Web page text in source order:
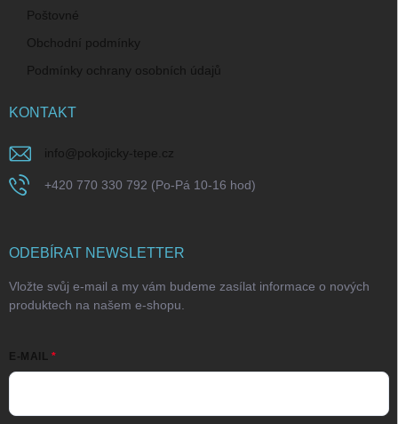
Poštovné
Obchodní podmínky
Podmínky ochrany osobních údajů
KONTAKT
info@pokojicky-tepe.cz
+420 770 330 792 (Po-Pá 10-16 hod)
ODEBÍRAT NEWSLETTER
Vložte svůj e-mail a my vám budeme zasílat informace o nových
produktech na našem e-shopu.
E-MAIL